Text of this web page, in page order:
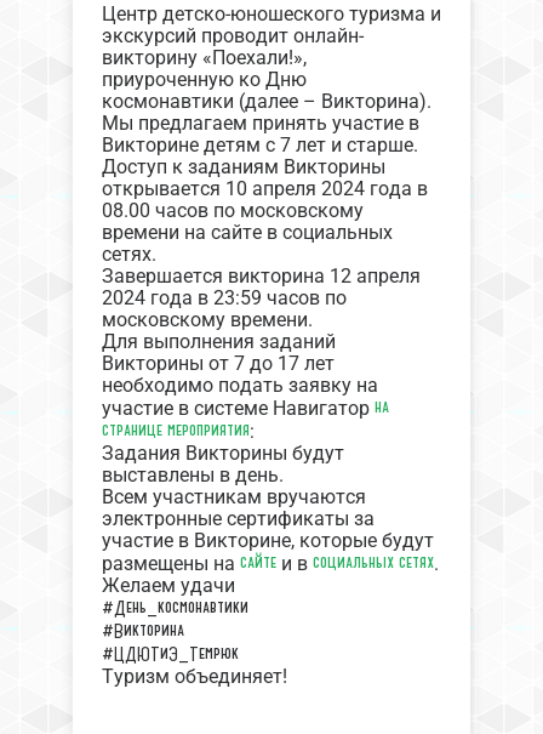
Центр детско-юношеского туризма и
экскурсий проводит онлайн-
викторину «Поехали!»,
приуроченную ко Дню
космонавтики (далее – Викторина).
Мы предлагаем принять участие в
Викторине детям с 7 лет и старше.
Доступ к заданиям Викторины
открывается 10 апреля 2024 года в
08.00 часов по московскому
времени на сайте в социальных
сетях.
Завершается викторина 12 апреля
2024 года в 23:59 часов по
московскому времени.
Для выполнения заданий
Викторины от 7 до 17 лет
необходимо подать заявку на
участие в системе Навигатор на
странице мероприятия:
Задания Викторины будут
выставлены в день.
Всем участникам вручаются
электронные сертификаты за
участие в Викторине, которые будут
размещены на сайтеи в социальных сетях.
Желаем удачи
#День_космонавтики
#Викторина
#ЦДЮТиЭ_Темрюк
Туризм объединяет!